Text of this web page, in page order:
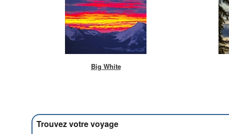
Big White
Trouvez votre voyage